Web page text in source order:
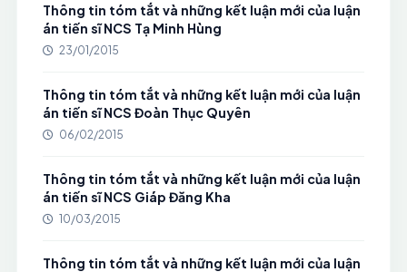
Thông tin tóm tắt và những kết luận mới của luận
án tiến sĩ NCS Tạ Minh Hùng
23/01/2015
Thông tin tóm tắt và những kết luận mới của luận
án tiến sĩ NCS Đoàn Thục Quyên
06/02/2015
Thông tin tóm tắt và những kết luận mới của luận
án tiến sĩ NCS Giáp Đăng Kha
10/03/2015
Thông tin tóm tắt và những kết luận mới của luận